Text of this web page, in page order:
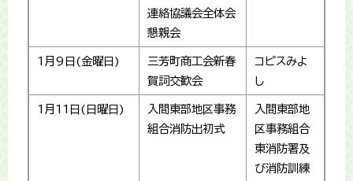
連絡協議会全体会
懇親会
1月9日(金曜日)
三芳町商工会新春
賀詞交歓会
コピスみよ
し
1月11日(日曜日)
入間東部地区事務
組合消防出初式
入間東部地
区事務組合
東消防署及
び消防訓練